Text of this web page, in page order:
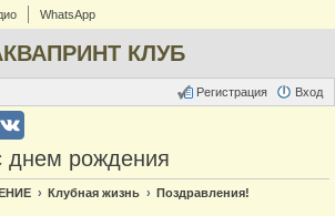
WhatsApp
КЛУБ
Вход
Регистрация
днем рождения
Клубная жизнь Поздравления!